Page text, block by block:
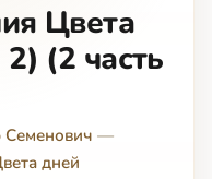
Цвета
(2 часть
—
дней